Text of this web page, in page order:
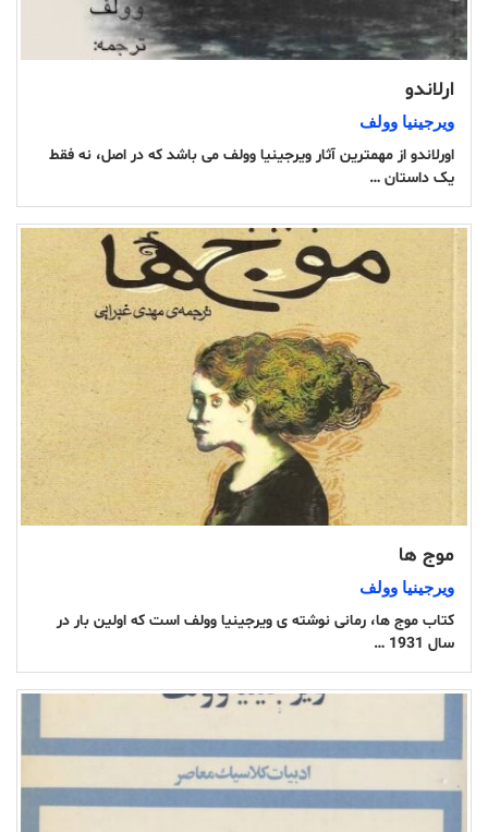
ارلاندو
ویرجینیا وولف
اورلاندو از مهمترین آثار ویرجینیا وولف می باشد که در اصل، نه فقط
یک داستان …
موج ها
ویرجینیا وولف
کتاب موج ها، رمانی نوشته ی ویرجینیا وولف است که اولین بار در
سال 1931 …